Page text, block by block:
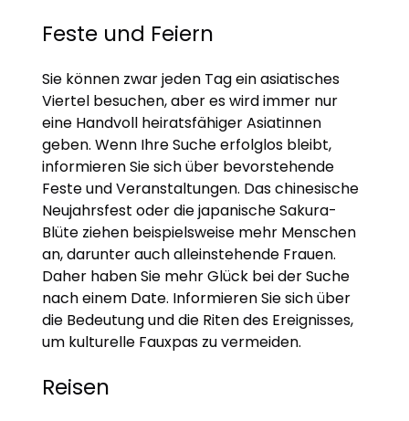
Feste und Feiern
Sie können zwar jeden Tag ein asiatisches
Viertel besuchen, aber es wird immer nur
eine Handvoll heiratsfähiger Asiatinnen
geben. Wenn Ihre Suche erfolglos bleibt,
informieren Sie sich über bevorstehende
Feste und Veranstaltungen. Das chinesische
Neujahrsfest oder die japanische Sakura-
Blüte ziehen beispielsweise mehr Menschen
an, darunter auch alleinstehende Frauen.
Daher haben Sie mehr Glück bei der Suche
nach einem Date. Informieren Sie sich über
die Bedeutung und die Riten des Ereignisses,
um kulturelle Fauxpas zu vermeiden.
Reisen